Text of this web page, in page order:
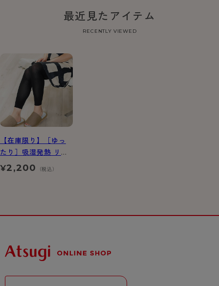
最近見たアイテム
RECENTLY VIEWED
【在庫限り】［ゆっ
たり］吸湿発熱 リブ
レギンス 400デニー
¥2,200 （税込）